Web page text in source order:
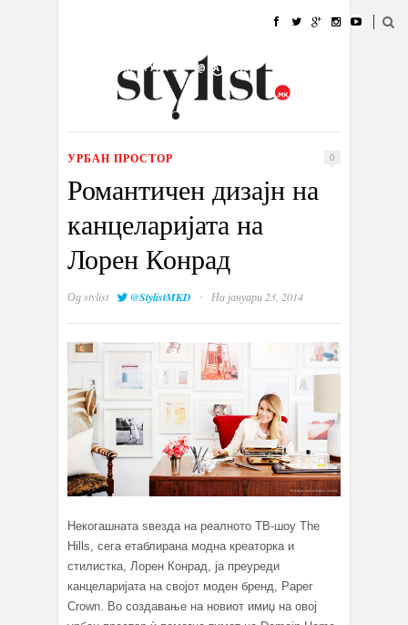
УБАВИНА
КУЛТУРА @РАБОТА
ИЗЛОГ
УРБАН ПРОСТОР 0
Романтичен дизајн на
канцеларијата на
Лорен Конрад
Одstylist @StylistMKD · На јануари 23, 2014
Некогашната ѕвезда на реалното ТВ-шоу The
Hills, сега етаблирана модна креаторка и
стилистка, Лорен Конрад, ја преуреди
канцеларијата на својот моден бренд, Paper
Crown. Во создавање на новиот имиџ на овој